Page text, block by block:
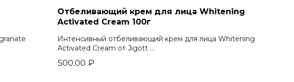
Отбеливающий крем для лица Whitening
Activated Cream 100г
Интенсивный отбеливающий крем для лица Whitening
Activated Cream от Jigott ...
₽
500.00